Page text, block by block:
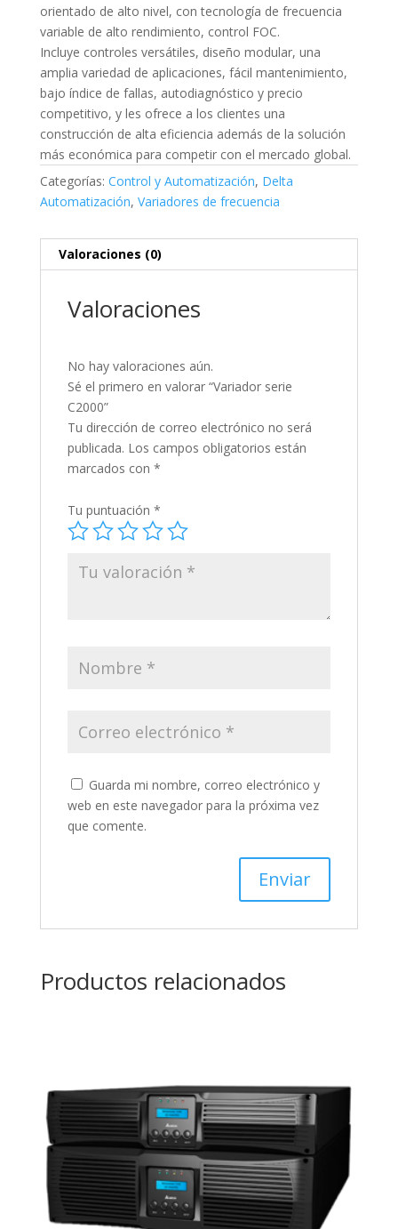
orientado de alto nivel, con tecnología de frecuencia
variable de alto rendimiento, control FOC.
Incluye controles versátiles, diseño modular, una
amplia variedad de aplicaciones, fácil mantenimiento,
bajo índice de fallas, autodiagnóstico y precio
competitivo, y les ofrece a los clientes una
construcción de alta eficiencia además de la solución
más económica para competir con el mercado global.
Categorías: Control y Automatización, Delta
Automatización, Variadores de frecuencia
Valoraciones (0)
Valoraciones
No hay valoraciones aún.
Sé el primero en valorar “Variador serie
C2000”
Tu dirección de correo electrónico no será
publicada. Los campos obligatorios están
marcados con *
Tu puntuación *
Guarda mi nombre, correo electrónico y
web en este navegador para la próxima vez
que comente.
Productos relacionados